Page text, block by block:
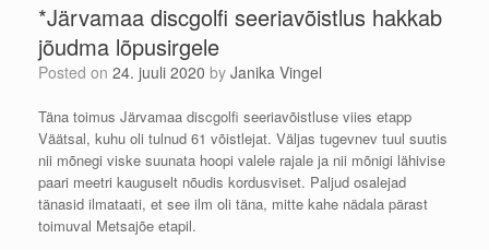
*Järvamaa discgolfi seeriavõistlus hakkab
jõudma lõpusirgele
Posted on 24. juuli 2020 by Janika Vingel
Täna toimus Järvamaa discgolfi seeriavõistluse viies etapp
Väätsal, kuhu oli tulnud 61 võistlejat. Väljas tugevnev tuul suutis
nii mõnegi viske suunata hoopi valele rajale ja nii mõnigi lähivise
paari meetri kauguselt nõudis kordusviset. Paljud osalejad
tänasid ilmataati, et see ilm oli täna, mitte kahe nädala pärast
toimuval Metsajõe etapil.